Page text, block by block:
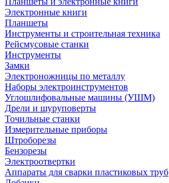
Электронные книги
Планшеты
Инструменты и строительная техника
Рейсмусовые станки
Инструменты
Замки
Электроножницы по металлу
Наборы электроинструментов
Углошлифовальные машины (УШМ)
Дрели и шуруповерты
Точильные станки
Измерительные приборы
Штроборезы
Бензорезы
Электроотвертки
Аппараты для сварки пластиковых труб